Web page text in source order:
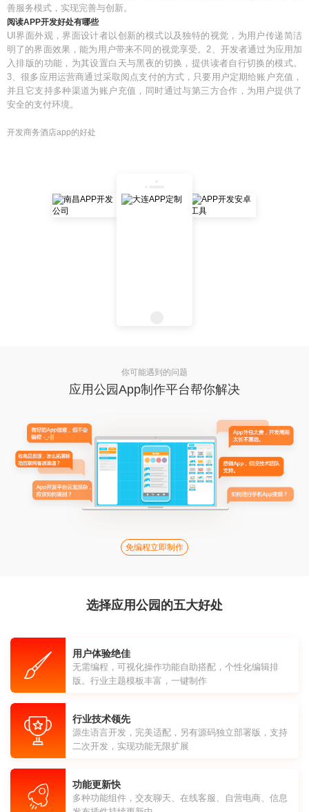
善服务模式，实现完善与创新。
阅读APP开发好处有哪些
UI界面外观，界面设计者以创新的模式以及独特的视觉，为用户传递简洁
明了的界面效果，能为用户带来不同的视觉享受。2、开发者通过为应用加
入排版的功能，为其设置白天与黑夜的切换，提供读者自行切换的模式。
3、很多应用运营商通过采取阅点支付的方式，只要用户定期给账户充值，
并且它支持多种渠道为账户充值，同时通过与第三方合作，为用户提供了
安全的支付环境。
开发商务酒店app的好处
你可能遇到的问题
应用公园App制作平台帮你解决
免编程立即制作
选择应用公园的五大好处
用户体验绝佳
无需编程，可视化操作功能自助搭配，个性化编辑排
版。行业主题模板丰富，一键制作
行业技术领先
源生语言开发，完美适配，另有源码独立部署版，支持
二次开发，实现功能无限扩展
功能更新快
多种功能组件，交友聊天、在线客服、自营电商、信息